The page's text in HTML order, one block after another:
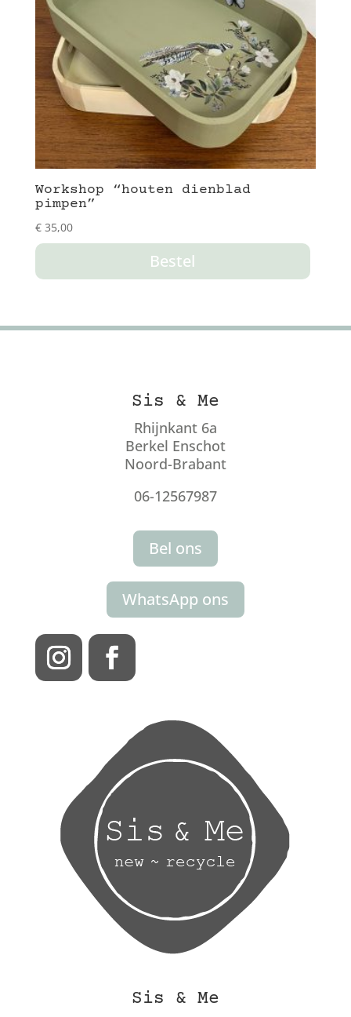
Workshop “houten dienblad
pimpen”
€35,00
Bestel
Sis & Me
Rhijnkant 6a
Berkel Enschot
Noord-Brabant
06-12567987
Bel ons
WhatsApp ons
Sis & Me